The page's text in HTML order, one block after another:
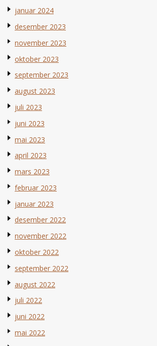
januar 2024
desember 2023
november 2023
oktober 2023
september 2023
august 2023
juli 2023
juni 2023
mai 2023
april 2023
mars 2023
februar 2023
januar 2023
desember 2022
november 2022
oktober 2022
september 2022
august 2022
juli 2022
juni 2022
mai 2022